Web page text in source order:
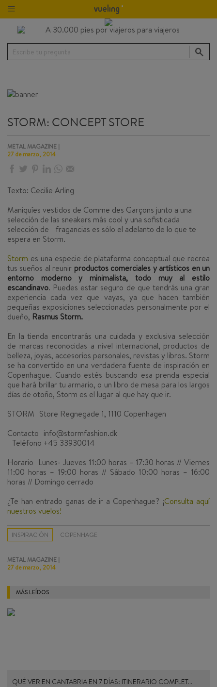
Escribe tu pregunta
STORM: CONCEPT STORE
METAL MAGAZINE |
27 de marzo, 2014
Texto: Cecilie Arling
Maniquíes vestidos de Comme des Garçons junto a una
selección de las sneakers más cool y una sofisticada
selección de fragancias es sólo el adelanto de lo que te
espera en Storm.
Storm es una especie de plataforma conceptual que recrea
tus sueños al reunir productos comerciales y artísticos en un
entorno moderno y minimalista, todo muy al estilo
escandinavo. Puedes estar seguro de que tendrás una gran
experiencia cada vez que vayas, ya que hacen también
pequeñas exposiciones seleccionadas personalmente por el
dueño, Rasmus Storm.
En la tienda encontrarás una cuidada y exclusiva selección
de marcas reconocidas a nivel internacional, productos de
belleza, joyas, accesorios personales, revistas y libros. Storm
se ha convertido en una verdadera fuente de inspiración en
Copenhague. Cuando estés buscando esa prenda especial
que hará brillar tu armario, o un libro de mesa para los largos
días de otoño, Storm es el lugar al que hay que ir.
STORM Store Regnegade 1, 1110 Copenhagen
Contacto info@stormfashion.dk
Teléfono +45 33930014
Horario Lunes- Jueves 11:00 horas – 17:30 horas // Viernes
11:00 horas – 19:00 horas // Sábado 10:00 horas – 16:00
horas // Domingo cerrado
¿Te han entrado ganas de ir a Copenhague? ¡Consulta aquí
nuestros vuelos!
INSPIRACIÓN COPENHAGE
METAL MAGAZINE |
27 de marzo, 2014
MÁS LEÍDOS
QUÉ VER EN CANTABRIA EN 7 DÍAS: ITINERARIO COMPLET…